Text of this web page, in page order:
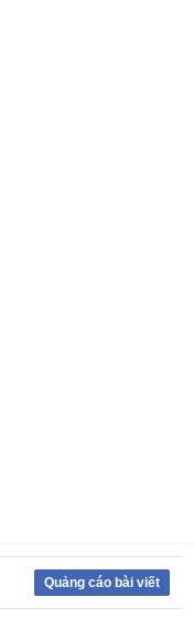
Quảng cáo bài viết